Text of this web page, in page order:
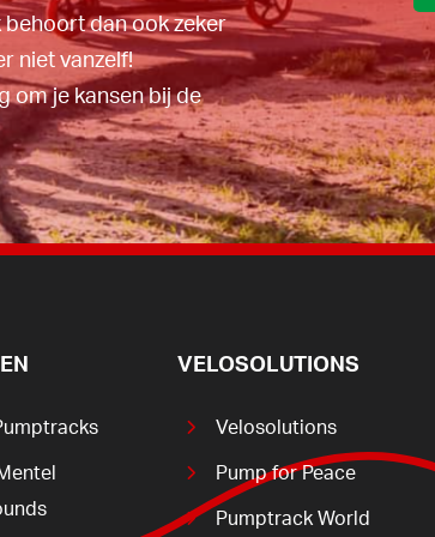
behoort dan ook zeker
niet vanzelf!
om je kansen bij de
VELOSOLUTIONS
Velosolutions
Pump for Peace
Pumptrack World